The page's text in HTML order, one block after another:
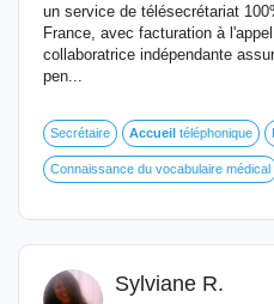
un service de télésecrétariat
France, avec facturation à
collaboratrice indépendante
pen...
Secrétaire Accueil téléphonique
Connaissance du vocabulaire médical
Sylviane R.